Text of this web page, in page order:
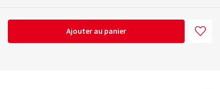
Ajouter au panier